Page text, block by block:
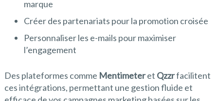
marque
Créer des partenariats pour la promotion croisée
Personnaliser les e-mails pour maximiser
l’engagement
Des plateformes comme Mentimeteret Qzzrfacilitent
ces intégrations, permettant une gestion fluide et